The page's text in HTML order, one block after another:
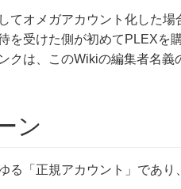
てオメガアカウント化した
を受けた側が初めてPLEXを
クは、このWikiの編集者名
ン
る「正規アカウント」であり